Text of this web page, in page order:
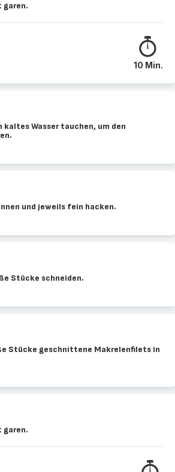
garen.
10 Min.
kaltes Wasser tauchen, um den
und jeweils fein hacken.
Stücke schneiden.
Stücke geschnittene Makrelenfilets in
garen.